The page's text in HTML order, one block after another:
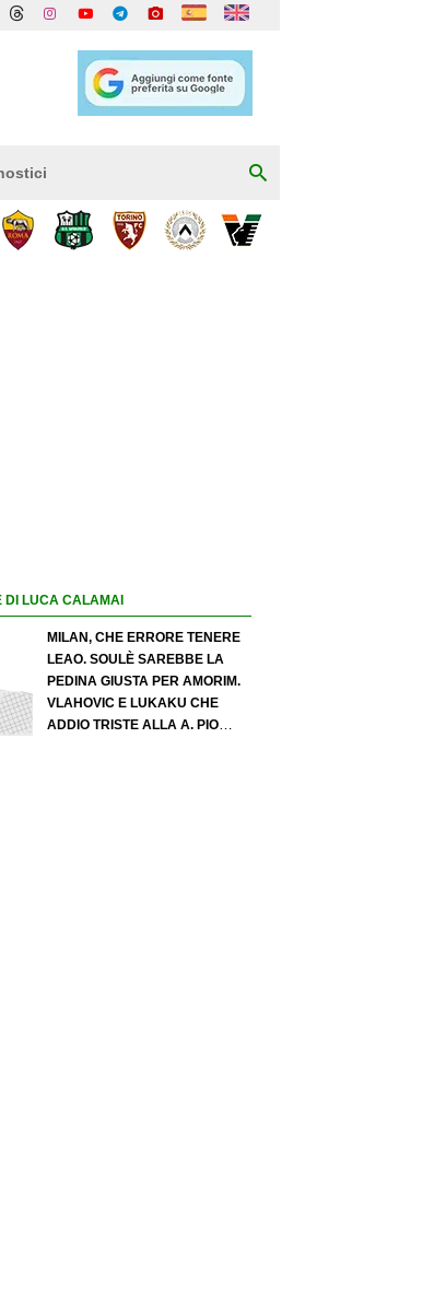
DI LUCA CALAMAI
MILAN, CHE ERRORE TENERE
LEAO. SOULÈ SAREBBE LA
PEDINA GIUSTA PER AMORIM.
VLAHOVIC E LUKAKU CHE
ADDIO TRISTE ALLA A. PIO